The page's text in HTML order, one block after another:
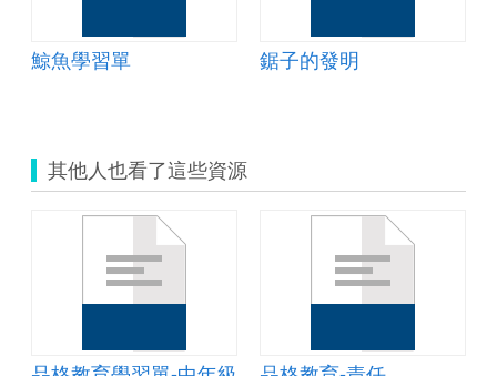
鯨魚學習單
鋸子的發明
其他人也看了這些資源